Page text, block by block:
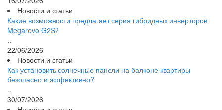
Новости и статьи
Какие возможности предлагает серия гибридных инверторов
Megarevo G2S?
..
22/06/2026
Новости и статьи
Как установить солнечные панели на балконе квартиры
безопасно и эффективно?
..
30/07/2026